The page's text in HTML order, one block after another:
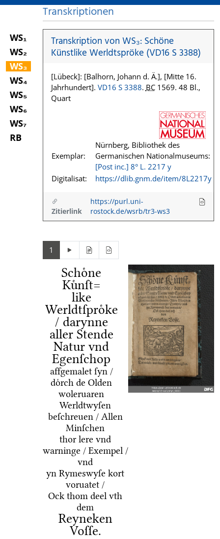
WS₁
WS₂
WS₃
WS₄
WS₅
WS₆
WS₇
RB
Transkriptionen
Transkription von WS₃: Schöne
Künstlike Werldtspröke (VD16 S 3388)
[Lübeck]: [Balhorn, Johann d. Ä.], [Mitte 16.
Jahrhundert]. VD16 S 3388. BC1569. 48 Bl.,
Quart
Exemplar:
Nürnberg, Bibliothek des
Germanischen Nationalmuseums:
[Post inc.] 8° L. 2217 y
Digitalisat:
https://dlib.gnm.de/item/8L2217y
Zitierlink
https://purl.uni-
rostock.de/wsrb/tr3-ws3
1
Schoͤne
Kuͤnſt=
like
Werldtſproͤke
/ darynne
aller Stende
Natur vnd
Egenſchop
affgemalet ſyn /
doͤrch de Olden
woleruaren
Werldtwyſen
beſchreuen / Allen
Minſchen
thor lere vnd
warninge / Exempel /
vnd
yn Rymeswyſe kort
voruatet /
Ock thom deel vth
dem
Reyneken
Voſſe.